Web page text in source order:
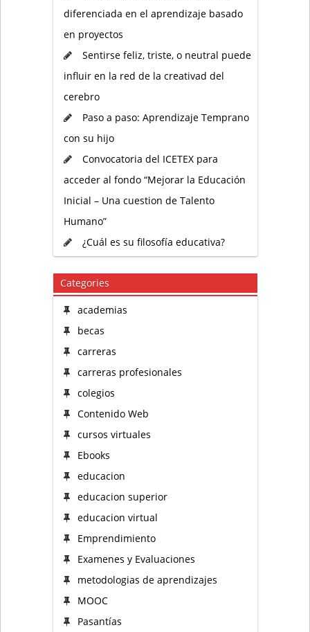
diferenciada en el aprendizaje basado
en proyectos
Sentirse feliz, triste, o neutral puede
influir en la red de la creativad del
cerebro
Paso a paso: Aprendizaje Temprano
con su hijo
Convocatoria del ICETEX para
acceder al fondo “Mejorar la Educación
Inicial – Una cuestion de Talento
Humano”
¿Cuál es su filosofía educativa?
Categories
academias
becas
carreras
carreras profesionales
colegios
Contenido Web
cursos virtuales
Ebooks
educacion
educacion superior
educacion virtual
Emprendimiento
Examenes y Evaluaciones
metodologias de aprendizajes
MOOC
Pasantías